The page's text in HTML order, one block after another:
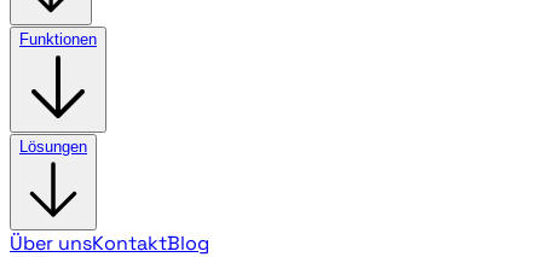
Funktionen
Lösungen
Über unsKontaktBlog